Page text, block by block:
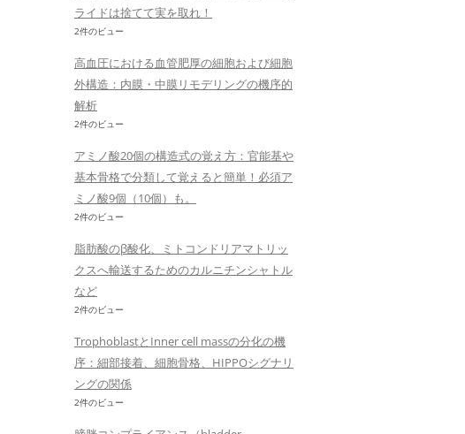
ライドは捨てて実を取れ！
2件のビュー
高血圧における血管肥厚の細胞および細胞
外構造：内膜・中膜リモデリングの機序的
解析
2件のビュー
アミノ酸20個の構造式の覚え方：官能基や
基本骨格で分類して覚えると簡単！必須ア
ミノ酸9個（10個）も。
2件のビュー
脂肪酸のβ酸化、ミトコンドリアマトリッ
クスへ輸送するためのカルニチンシャトル
など
2件のビュー
TrophoblastとInner cell massの分化の機
序：細部接着、細胞骨格、HIPPOシグナリ
ングの関係
2件のビュー